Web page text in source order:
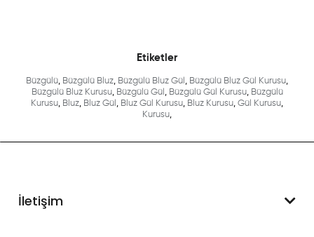
Etiketler
Büzgülü, Büzgülü Bluz, Büzgülü Bluz Gül , Büzgülü Bluz Gül Kurusu,
Büzgülü Bluz Kurusu, Büzgülü Gül , Büzgülü Gül Kurusu, Büzgülü
Kurusu, Bluz, Bluz Gül , Bluz Gül Kurusu, Bluz Kurusu, Gül Kurusu,
Kurusu,
İletişim